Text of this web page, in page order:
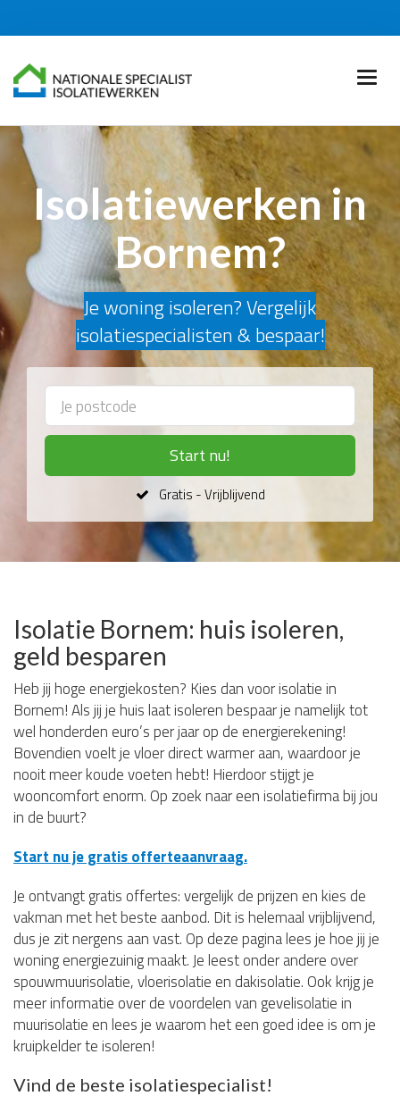
Isolatiewerken in
Bornem?
Je woning isoleren? Vergelijk
isolatiespecialisten & bespaar!
Start nu!
Gratis - Vrijblijvend
Isolatie Bornem: huis isoleren,
geld besparen
Heb jij hoge energiekosten? Kies dan voor isolatie in
Bornem! Als jij je huis laat isoleren bespaar je namelijk tot
wel honderden euro’s per jaar op de energierekening!
Bovendien voelt je vloer direct warmer aan, waardoor je
nooit meer koude voeten hebt! Hierdoor stijgt je
wooncomfort enorm. Op zoek naar een isolatiefirma bij jou
in de buurt?
Start nu je gratis offerteaanvraag.
Je ontvangt gratis offertes: vergelijk de prijzen en kies de
vakman met het beste aanbod. Dit is helemaal vrijblijvend,
dus je zit nergens aan vast. Op deze pagina lees je hoe jij je
woning energiezuinig maakt. Je leest onder andere over
spouwmuurisolatie, vloerisolatie en dakisolatie. Ook krijg je
meer informatie over de voordelen van gevelisolatie in
muurisolatie en lees je waarom het een goed idee is om je
kruipkelder te isoleren!
Vind de beste isolatiespecialist!